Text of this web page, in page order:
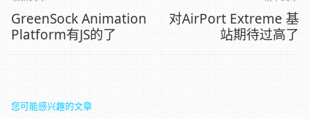
GreenSock Animation
Platform有JS的了
对AirPort Extreme 基
站期待过高了
您可能感兴趣的文章